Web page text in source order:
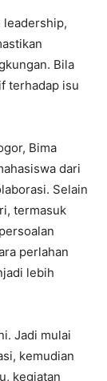
leadership,
Bila
terhadap isu
Bima
dari
Selain
termasuk
perlahan
lebih
Jadi mulai
kemudian
kegiatan